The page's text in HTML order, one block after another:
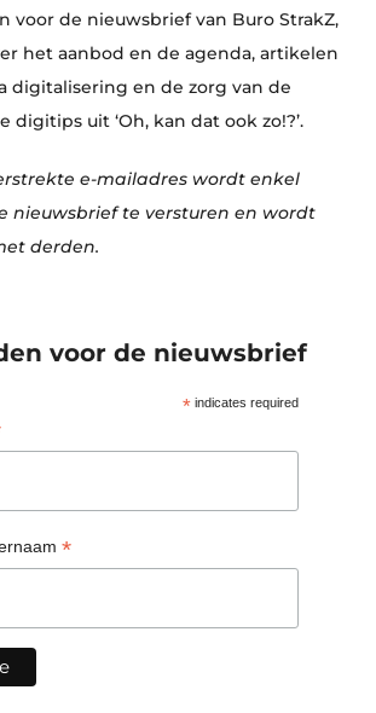
voor de nieuwsbrief van Buro StrakZ,
het aanbod en de agenda, artikelen
digitalisering en de zorg van de
digitips uit ‘Oh, kan dat ook zo!?’.
e-mailadres wordt enkel
nieuwsbrief te versturen en wordt
derden.
voor de nieuwsbrief
* indicates required
*